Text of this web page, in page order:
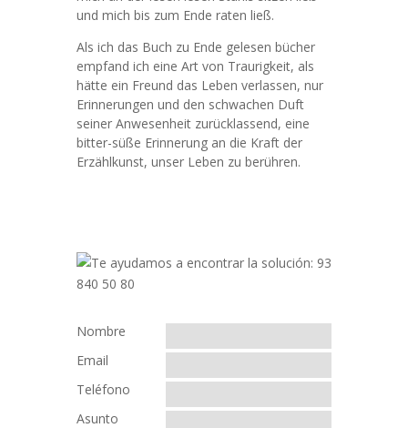
und mich bis zum Ende raten ließ.
Als ich das Buch zu Ende gelesen bücher
empfand ich eine Art von Traurigkeit, als
hätte ein Freund das Leben verlassen, nur
Erinnerungen und den schwachen Duft
seiner Anwesenheit zurücklassend, eine
bitter-süße Erinnerung an die Kraft der
Erzählkunst, unser Leben zu berühren.
Nombre
Email
Teléfono
Asunto